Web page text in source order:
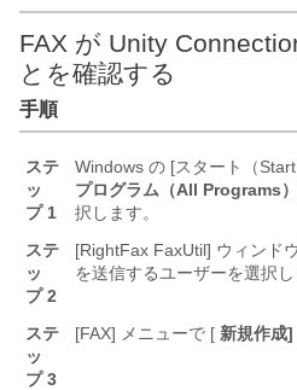
FAX が Unity
とを確認する
手順
ステ
ッ
プ 1
Windows の [スタート（Start
プログラム（All Programs
択します。
ステ
ッ
プ 2
[RightFax FaxUtil] ウィンド
を送信するユーザーを選択し
ステ
ッ
プ 3
[FAX] メニューで [ 新規作成